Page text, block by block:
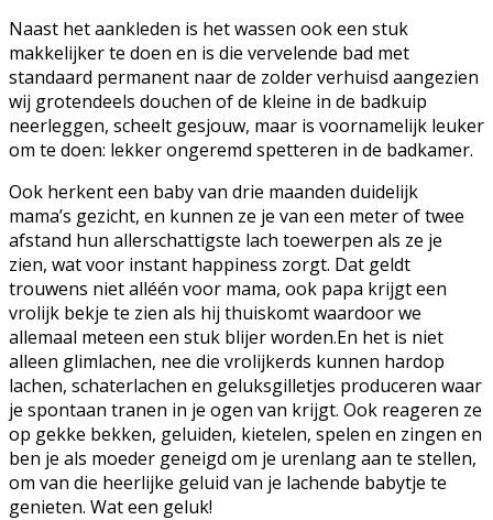
Naast het aankleden is het wassen ook een stuk
makkelijker te doen en is die vervelende bad met
standaard permanent naar de zolder verhuisd aangezien
wij grotendeels douchen of de kleine in de badkuip
neerleggen, scheelt gesjouw, maar is voornamelijk leuker
om te doen: lekker ongeremd spetteren in de badkamer.
Ook herkent een baby van drie maanden duidelijk
mama’s gezicht, en kunnen ze je van een meter of twee
afstand hun allerschattigste lach toewerpen als ze je
zien, wat voor instant happiness zorgt. Dat geldt
trouwens niet alléén voor mama, ook papa krijgt een
vrolijk bekje te zien als hij thuiskomt waardoor we
allemaal meteen een stuk blijer worden.En het is niet
alleen glimlachen, nee die vrolijkerds kunnen hardop
lachen, schaterlachen en geluksgilletjes produceren waar
je spontaan tranen in je ogen van krijgt. Ook reageren ze
op gekke bekken, geluiden, kietelen, spelen en zingen en
ben je als moeder geneigd om je urenlang aan te stellen,
om van die heerlijke geluid van je lachende babytje te
genieten. Wat een geluk!